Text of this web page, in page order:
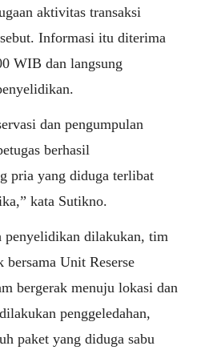
aktivitas transaksi
Informasi itu diterima
WIB dan langsung
dan pengumpulan
berhasil
pria yang diduga terlibat
kata Sutikno.
penyelidikan dilakukan, tim
Unit Reserse
bergerak menuju lokasi dan
penggeledahan,
paket yang diduga sabu